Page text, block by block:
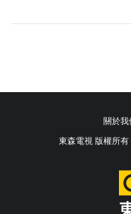
關於我
東森電視 版權所